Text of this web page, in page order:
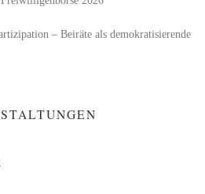
– Beiräte als demokratisierende